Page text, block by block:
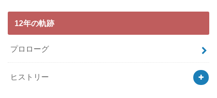
12年の軌跡
プロローグ
ヒストリー